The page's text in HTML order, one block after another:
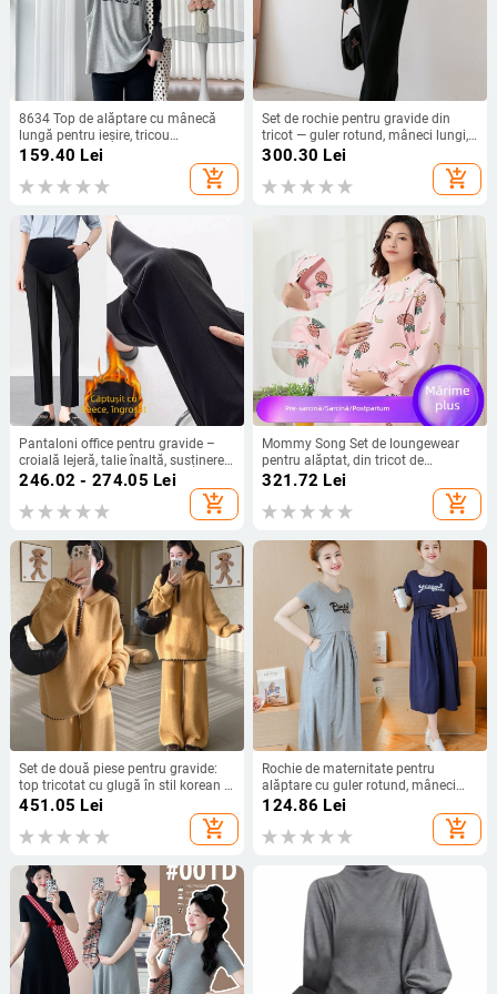
8634 Top de alăptare cu mânecă
lungă pentru ieșire, tricou
primăvară-toamnă, croială lejeră,
159.40 Lei
add_shopping_cart
Set de rochie pentru gravide din
tricot — guler rotund, mâneci lungi,
lungime midi, fustă în A-line, stil
300.30 Lei
add_shopping_cart
Pantaloni office pentru gravide –
croială lejeră, talie înaltă, susținere
a abdomenului; amestec
nylon/spandex (50–70% nylon,
<30% spandex), căptușeală fleece
246.02 - 274.05 Lei
add_shopping_cart
Mommy Song Set de loungewear
pentru alăptat, din tricot de
bumbac, imprimeu, mâneci lungi,
deschidere pentru alăptat, 90–95%
bumbac, spandex <30%
321.72 Lei
add_shopping_cart
Set de două piese pentru gravide:
top tricotat cu glugă în stil korean și
pantaloni largi, material acrilic cu
30–50% spandex, toamnă 2025
451.05 Lei
add_shopping_cart
Rochie de maternitate pentru
alăptare cu guler rotund, mâneci
3/4, tricot din bumbac 75%,
124.86 Lei
add_shopping_cart